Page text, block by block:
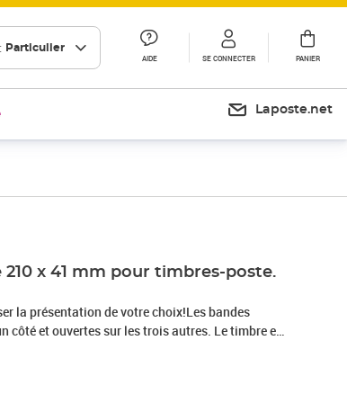
Particulier
AIDE SE CONNECTER PANIER
Laposte.net
210 x 41 mm pour timbres-poste.
la présentation de votre choix!Les bandes
côté et ouvertes sur les trois autres. Le timbre est
mieux aéré. - Elles s'adaptent sur tout
Elles se placent dans les 2 sens: horizontal ou